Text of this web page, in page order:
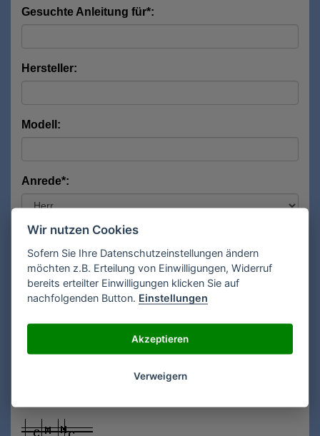
Gesuchte Anleitung für*:
Hersteller:
Modell:
Anrede*:
Vorname*:
Nachname*:
E-Mail**:
Wir nutzen Cookies
Sofern Sie Ihre Datenschutzeinstellungen ändern
möchten z.B. Erteilung von Einwilligungen, Widerruf
bereits erteilter Einwilligungen klicken Sie auf
nachfolgenden Button. Einstellungen
Akzeptieren
Verweigern